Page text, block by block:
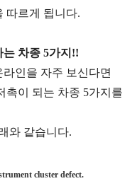
따르게 됩니다.
차종 5가지!!
인을 자주 보신다면
촉이 되는 차종 5가지를
와 같습니다.
cluster defect.